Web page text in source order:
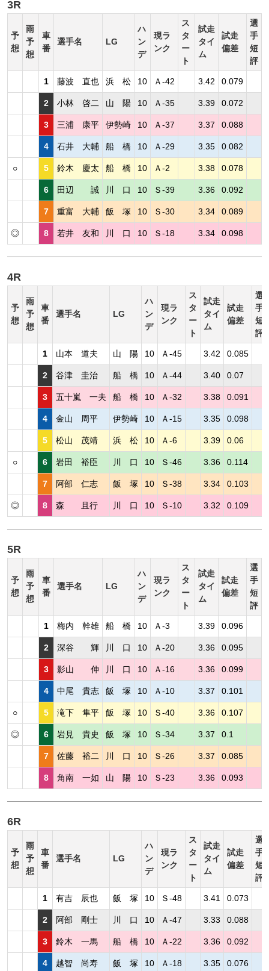
3R
予
想
雨
予
想
車
番
選手名 LG
ハ
ン
デ
現ラ
ンク
ス
タ
ー
ト
試走
タイ
ム
試走
偏差
選
手
短
評
1 藤波 直也 浜 松 10 Ａ-42 3.42 0.079
2 小林 啓二 山 陽 10 Ａ-35 3.39 0.072
3 三浦 康平 伊勢崎 10 Ａ-37 3.37 0.088
4 石井 大輔 船 橋 10 Ａ-29 3.35 0.082
○ 5 鈴木 慶太 船 橋 10 Ａ-2 3.38 0.078
6 田辺 誠 川 口 10 Ｓ-39 3.36 0.092
7 重富 大輔 飯 塚 10 Ｓ-30 3.34 0.089
◎ 8 若井 友和 川 口 10 Ｓ-18 3.34 0.098
4R
予
想
雨
予
想
車
番
選手名 LG
ハ
ン
デ
現ラ
ンク
ス
タ
ー
ト
試走
タイ
ム
試走
偏差
選
手
短
評
1 山本 道夫 山 陽 10 Ａ-45 3.42 0.085
2 谷津 圭治 船 橋 10 Ａ-44 3.40 0.07
3 五十嵐 一夫 船 橋 10 Ａ-32 3.38 0.091
4 金山 周平 伊勢崎 10 Ａ-15 3.35 0.098
5 松山 茂靖 浜 松 10 Ａ-6 3.39 0.06
○ 6 岩田 裕臣 川 口 10 Ｓ-46 3.36 0.114
7 阿部 仁志 飯 塚 10 Ｓ-38 3.34 0.103
◎ 8 森 且行 川 口 10 Ｓ-10 3.32 0.109
5R
予
想
雨
予
想
車
番
選手名 LG
ハ
ン
デ
現ラ
ンク
ス
タ
ー
ト
試走
タイ
ム
試走
偏差
選
手
短
評
1 梅内 幹雄 船 橋 10 Ａ-3 3.39 0.096
2 深谷 輝 川 口 10 Ａ-20 3.36 0.095
3 影山 伸 川 口 10 Ａ-16 3.36 0.099
4 中尾 貴志 飯 塚 10 Ａ-10 3.37 0.101
○ 5 滝下 隼平 飯 塚 10 Ｓ-40 3.36 0.107
◎ 6 岩見 貴史 飯 塚 10 Ｓ-34 3.37 0.1
7 佐藤 裕二 川 口 10 Ｓ-26 3.37 0.085
8 角南 一如 山 陽 10 Ｓ-23 3.36 0.093
6R
予
想
雨
予
想
車
番
選手名 LG
ハ
ン
デ
現ラ
ンク
ス
タ
ー
ト
試走
タイ
ム
試走
偏差
選
手
短
評
1 有吉 辰也 飯 塚 10 Ｓ-48 3.41 0.073
2 阿部 剛士 川 口 10 Ａ-47 3.33 0.088
3 鈴木 一馬 船 橋 10 Ａ-22 3.36 0.092
4 越智 尚寿 飯 塚 10 Ａ-18 3.35 0.076